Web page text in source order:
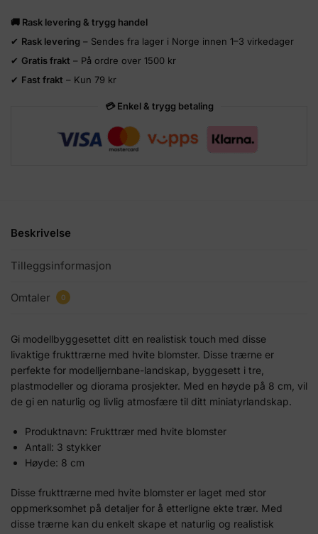
🚚 Rask levering & trygg handel
✔ Rask levering – Sendes fra lager i Norge innen 1–3 virkedager
✔ Gratis frakt – På ordre over 1500 kr
✔ Fast frakt – Kun 79 kr
💳 Enkel & trygg betaling
Beskrivelse
Tilleggsinformasjon
Omtaler 0
Gi modellbyggesettet ditt en realistisk touch med disse
livaktige frukttrærne med hvite blomster. Disse trærne er
perfekte for modelljernbane-landskap, byggesett i tre,
plastmodeller og diorama prosjekter. Med en høyde på 8 cm, vil
de gi en naturlig og livlig atmosfære til ditt miniatyrlandskap.
Produktnavn: Frukttrær med hvite blomster
Antall: 3 stykker
Høyde: 8 cm
Disse frukttrærne med hvite blomster er laget med stor
oppmerksomhet på detaljer for å etterligne ekte trær. Med
disse trærne kan du enkelt skape et naturlig og realistisk